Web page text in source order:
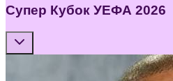
Супер Кубок УЕФА 2026